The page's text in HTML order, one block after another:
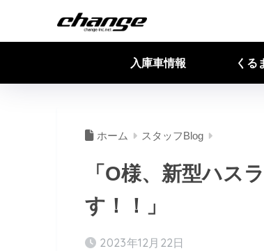
入庫車情報 くる
ホーム スタッフBlog
「O様、新型ハス
す！！」
2023年12月22日